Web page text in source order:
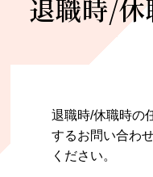
退職時/休
退職時/休職時の
するお問い合わ
ください。